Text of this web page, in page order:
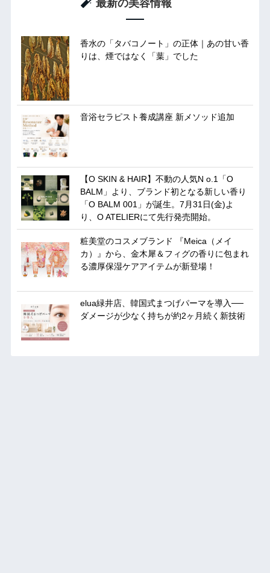
最新の美容情報
香水の「タバコノート」の正体｜あの甘い香
りは、煙ではなく「葉」でした
音浴セラピスト養成講座 新メソッド追加
【O SKIN & HAIR】不動の人気N o.1「O
BALM」より、ブランド初となる新しい香り
「O BALM 001」が誕生。7月31日(金)よ
り、O ATELIERにて先行発売開始。
粧美堂のコスメブランド 『Meica（メイ
カ）』から、金木犀＆フィグの香りに包まれ
る濃厚保湿ケアアイテムが新登場！
elua緑井店、韓国式まつげパーマを導入──
ダメージが少なく持ちが約2ヶ月続く新技術